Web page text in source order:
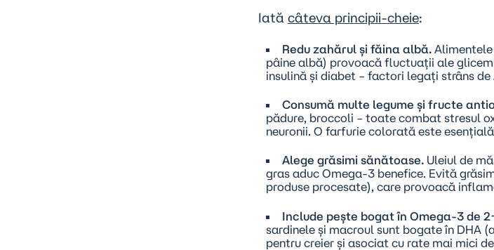
Iată câteva principii-cheie:
Redu zahărul și făina albă.Alimentele
pâine albă) provoacă fluctuații ale
insulină și diabet – factori legați strâns de
Consumă multe legume și fructe
pădure, broccoli – toate combat stresul
neuronii. O farfurie colorată este
Alege grăsimi sănătoase.Uleiul de
gras aduc Omega-3 benefice. Evită
produse procesate), care provoacă
Include pește bogat în Omega-3 de
sardinele și macroul sunt bogate în DHA
pentru creier și asociat cu rate mai mici